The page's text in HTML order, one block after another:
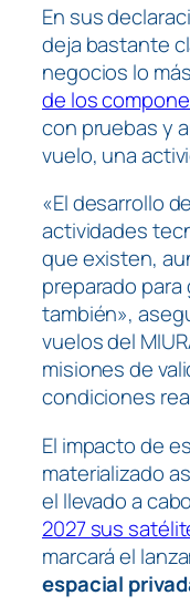
En sus
deja bastante
negocios lo
de los
con pruebas y
vuelo, una
«El desarrollo
actividades
que existen,
preparado para
también»,
vuelos del
misiones de
condiciones
El impacto de
materializado
el llevado a
2027 sus
marcará el
espacial